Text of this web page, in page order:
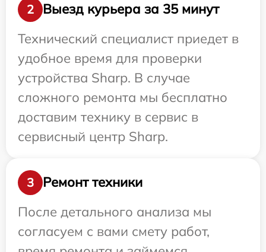
2
Выезд курьера за 35 минут
Технический специалист приедет в
удобное время для проверки
устройства Sharp. В случае
сложного ремонта мы бесплатно
доставим технику в сервис в
сервисный центр Sharp.
3
Ремонт техники
После детального анализа мы
согласуем с вами смету работ,